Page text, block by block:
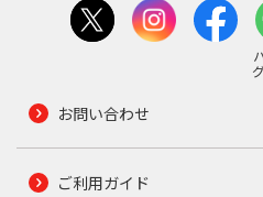
お問い合わせ
ご利用ガイド